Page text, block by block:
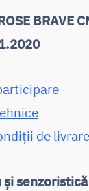
BRAVE
de livrare
și senzoristică